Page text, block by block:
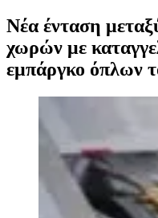
Νέα ένταση
χωρών με
εμπάργκο όπλων